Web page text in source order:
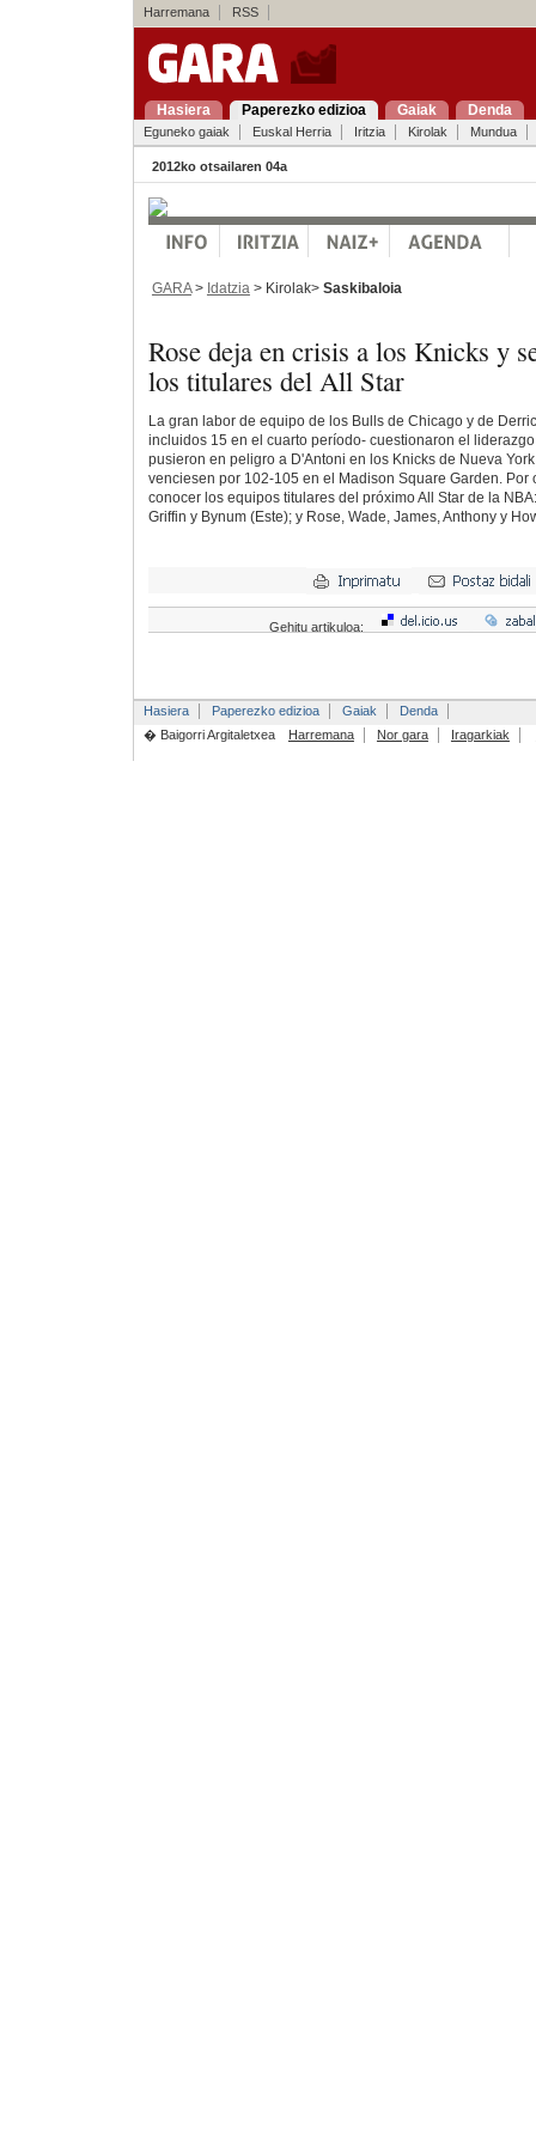
Harremana RSS
Hasiera Paperezko edizioa Gaiak Denda
Eguneko gaiak Euskal Herria Iritzia Kirolak Mundua
2012ko otsailaren 04a
GARA> Idatzia > Kirolak> Saskibaloia
Rose deja en crisis a los Knicks y
los titulares del All Star
La gran labor de equipo de los Bulls de Chicago y de
incluidos 15 en el cuarto período- cuestionaron el
pusieron en peligro a D'Antoni en los Knicks de Nueva
venciesen por 102-105 en el Madison Square Garden. Por
conocer los equipos titulares del próximo All Star de la
Griffin y Bynum (Este); y Rose, Wade, James, Anthony y
Gehitu artikuloa:
Hasiera Paperezko edizioa Gaiak
Denda
� Baigorri Argitaletxea
Harremana Nor gara Iragarkiak